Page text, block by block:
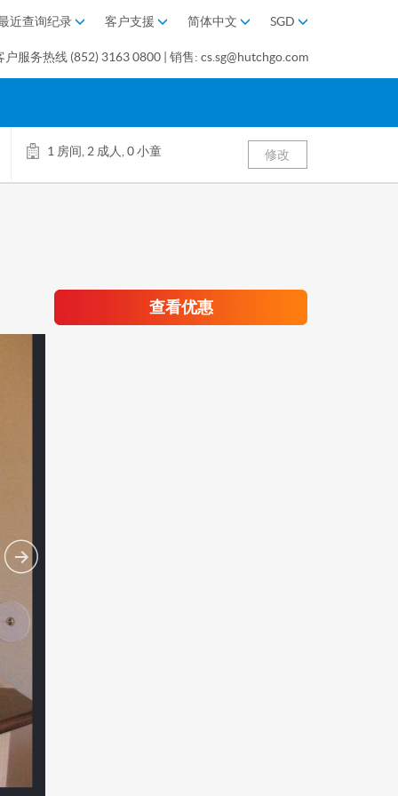
近查询纪录 客户支援 简体中文 SGD
服务热线 (852) 3163 0800 | 销售: cs.sg@hutchgo.com
1 房间, 2 成人, 0 小童 修改
查看优惠